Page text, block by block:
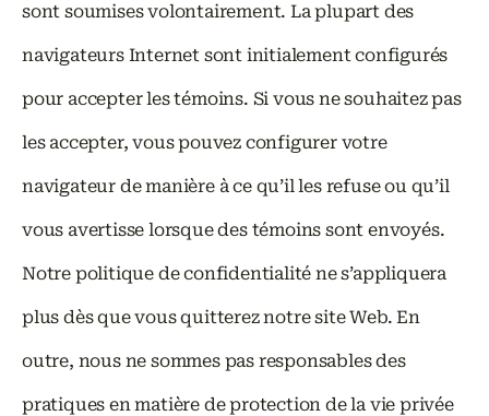
sont soumises volontairement. La plupart des
navigateurs Internet sont initialement configurés
pour accepter les témoins. Si vous ne souhaitez pas
les accepter, vous pouvez configurer votre
navigateur de manière à ce qu’il les refuse ou qu’il
vous avertisse lorsque des témoins sont envoyés.
Notre politique de confidentialité ne s’appliquera
plus dès que vous quitterez notre site Web. En
outre, nous ne sommes pas responsables des
pratiques en matière de protection de la vie privée